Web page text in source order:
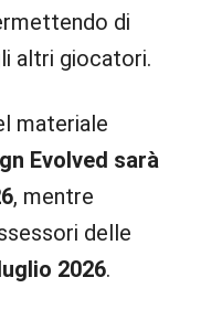
di
altri giocatori.
materiale
Evolved sarà
, mentre
delle
2026.